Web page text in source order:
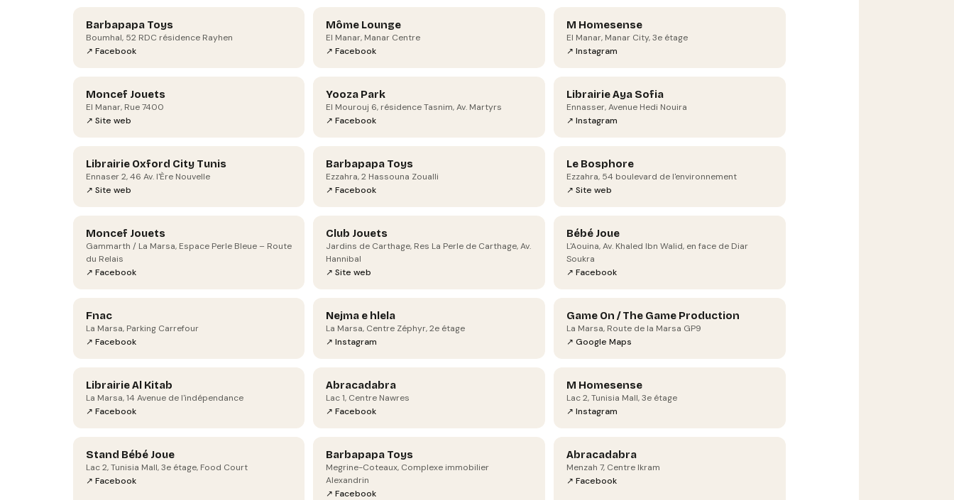
Barbapapa Toys
Boumhal, 52 RDC résidence Rayhen
↗ Facebook
Môme Lounge
El Manar, Manar Centre
↗ Facebook
M Homesense
El Manar, Manar City, 3e étage
↗ Instagram
Moncef Jouets
El Manar, Rue 7400
↗ Site web
Yooza Park
El Mourouj 6, résidence Tasnim, Av. Martyrs
↗ Facebook
Librairie Aya Sofia
Ennasser, Avenue Hedi Nouira
↗ Instagram
Librairie Oxford City Tunis
Ennaser 2, 46 Av. l'Ère Nouvelle
↗ Site web
Barbapapa Toys
Ezzahra, 2 Hassouna Zoualli
↗ Facebook
Le Bosphore
Ezzahra, 54 boulevard de l'environnement
↗ Site web
Moncef Jouets
Gammarth / La Marsa, Espace Perle Bleue – Route
du Relais
↗ Facebook
Club Jouets
Jardins de Carthage, Res La Perle de Carthage, Av.
Hannibal
↗ Site web
Bébé Joue
L'Aouina, Av. Khaled Ibn Walid, en face de Diar
Soukra
↗ Facebook
Fnac
La Marsa, Parking Carrefour
↗ Facebook
Nejma e hlela
La Marsa, Centre Zéphyr, 2e étage
↗ Instagram
Game On / The Game Production
La Marsa, Route de la Marsa GP9
↗ Google Maps
Librairie Al Kitab
La Marsa, 14 Avenue de l'indépendance
↗ Facebook
Abracadabra
Lac 1, Centre Nawres
↗ Facebook
M Homesense
Lac 2, Tunisia Mall, 3e étage
↗ Instagram
Stand Bébé Joue
Lac 2, Tunisia Mall, 3e étage, Food Court
↗ Facebook
Barbapapa Toys
Megrine-Coteaux, Complexe immobilier
Alexandrin
↗ Facebook
Abracadabra
Menzah 7, Centre Ikram
↗ Facebook